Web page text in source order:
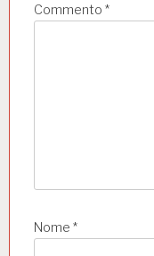
Commento *
Nome *